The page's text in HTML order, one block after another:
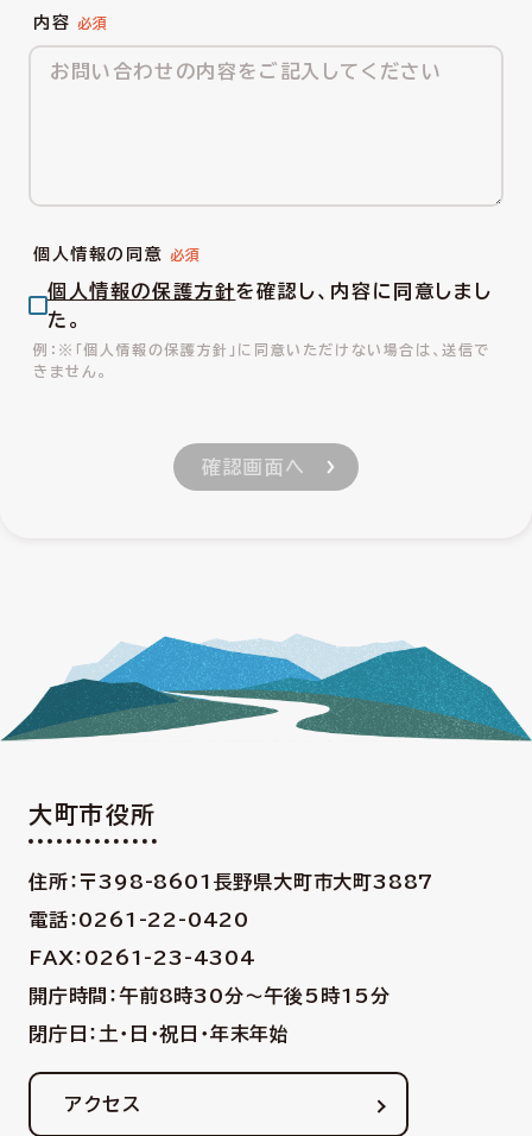
内容
個人情報の同意
個人情報の保護方針を確認し、内容に同意しまし
た。
※「個人情報の保護方針」に同意いただけない場合は、送信で
きません。
大町市役所
住所：〒398-8601 長野県大町市大町3887
電話：0261-22-0420
FAX：0261-23-4304
開庁時間：午前8時30分〜午後5時15分
閉庁日：土・日・祝日・年末年始
アクセス